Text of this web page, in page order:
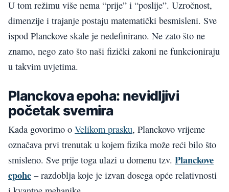
U tom režimu više nema “prije” i “poslije”. Uzročnost,
dimenzije i trajanje postaju matematički besmisleni. Sve
ispod Planckove skale je nedefinirano. Ne zato što ne
znamo, nego zato što naši fizički zakoni ne funkcioniraju
u takvim uvjetima.
Planckova epoha: nevidljivi
početak svemira
Kada govorimo o Velikom prasku, Planckovo vrijeme
označava prvi trenutak u kojem fizika može reći bilo što
smisleno. Sve prije toga ulazi u domenu tzv. Planckove
epohe – razdoblja koje je izvan dosega opće relativnosti